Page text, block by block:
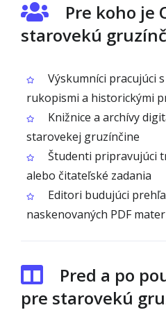
Pre koho je
starovekú
Výskumníci pracujúci
rukopismi a historickými
Knižnice a archívy
starovekej gruzínčine
Študenti pripravujúci
alebo čitateľské zadania
Editori budujúci
naskenovaných PDF
Pred a po
pre starovekú